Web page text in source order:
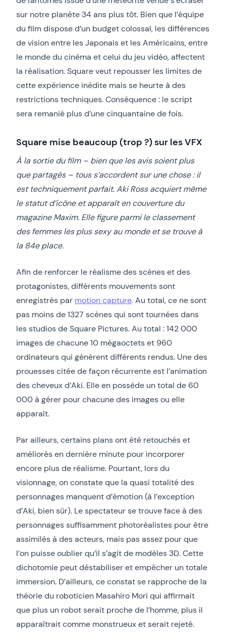
sur notre planète 34 ans plus tôt. Bien que l’équipe
du film dispose d’un budget colossal, les différences
de vision entre les Japonais et les Américains, entre
le monde du cinéma et celui du jeu vidéo, affectent
la réalisation. Square veut repousser les limites de
cette expérience inédite mais se heurte à des
restrictions techniques. Conséquence : le script
sera remanié plus d’une cinquantaine de fois.
Square mise beaucoup (trop ?) sur les VFX
À la sortie du film – bien que les avis soient plus
que partagés – tous s’accordent sur une chose : il
est techniquement parfait. Aki Ross acquiert même
le statut d’icône et apparaît en couverture du
magazine Maxim. Elle figure parmi le classement
des femmes les plus sexy au monde et se trouve à
la 84e place.
Afin de renforcer le réalisme des scènes et des
protagonistes, différents mouvements sont
enregistrés par motion capture. Au total, ce ne sont
pas moins de 1327 scènes qui sont tournées dans
les studios de Square Pictures. Au total : 142 000
images de chacune 10 mégaoctets et 960
ordinateurs qui génèrent différents rendus. Une des
prouesses citée de façon récurrente est l’animation
des cheveux d’Aki. Elle en possède un total de 60
000 à gérer pour chacune des images ou elle
apparaît.
Par ailleurs, certains plans ont été retouchés et
améliorés en dernière minute pour incorporer
encore plus de réalisme. Pourtant, lors du
visionnage, on constate que la quasi totalité des
personnages manquent d’émotion (à l’exception
d’Aki, bien sûr). Le spectateur se trouve face à des
personnages suffisamment photoréalistes pour être
assimilés à des acteurs, mais pas assez pour que
l’on puisse oublier qu’il s’agit de modèles 3D. Cette
dichotomie peut déstabiliser et empêcher un totale
immersion. D’ailleurs, ce constat se rapproche de la
théorie du roboticien Masahiro Mori qui affirmait
que plus un robot serait proche de l’homme, plus il
apparaîtrait comme monstrueux et serait rejeté.